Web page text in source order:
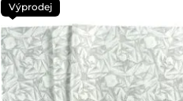
Výprodej